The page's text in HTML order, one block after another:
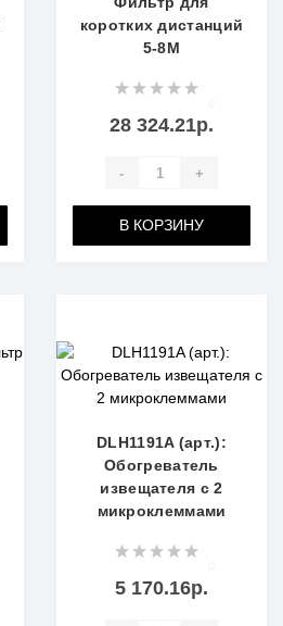
коротких дистанций
5-8M
28 324.21р.
- +
В КОРЗИНУ
DLH1191A (арт.):
Обогреватель
извещателя с 2
микроклеммами
5 170.16р.